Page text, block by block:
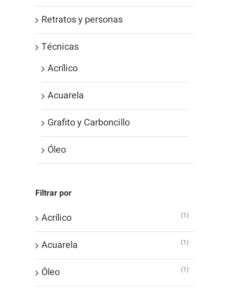
Retratos y personas
Técnicas
Acrílico
Acuarela
Grafito y Carboncillo
Óleo
Filtrar por
Acrílico (1)
Acuarela (1)
Óleo (1)